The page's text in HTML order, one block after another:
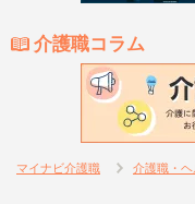
介護職コラム
マイナビ介護職 介護職・ヘ